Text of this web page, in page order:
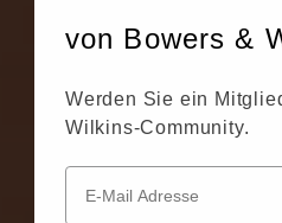
von Bowers &
Werden Sie ein
Wilkins-Community.